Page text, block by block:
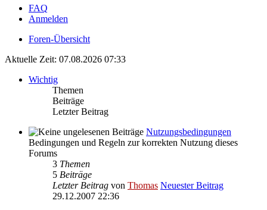
FAQ
Anmelden
Foren-Übersicht
Aktuelle Zeit: 07.08.2026 07:33
Wichtig
Themen
Beiträge
Letzter Beitrag
Nutzungsbedingungen
Bedingungen und Regeln zur korrekten Nutzung dieses
Forums
3 Themen
5 Beiträge
Letzter Beitrag von Thomas Neuester Beitrag
29.12.2007 22:36